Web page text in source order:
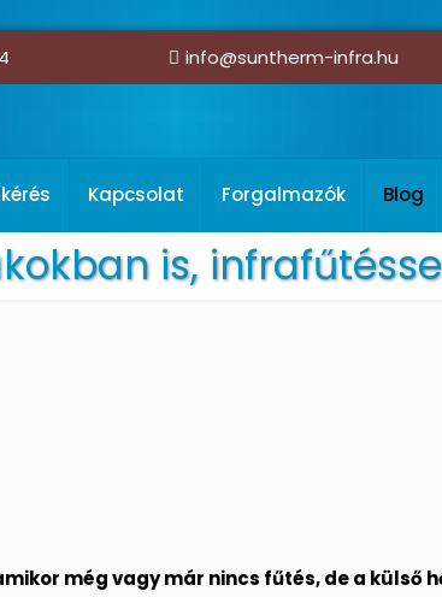
info@suntherm-infra.hu
Kapcsolat Forgalmazók Blog
is,
még vagy már nincs fűtés, de a külső